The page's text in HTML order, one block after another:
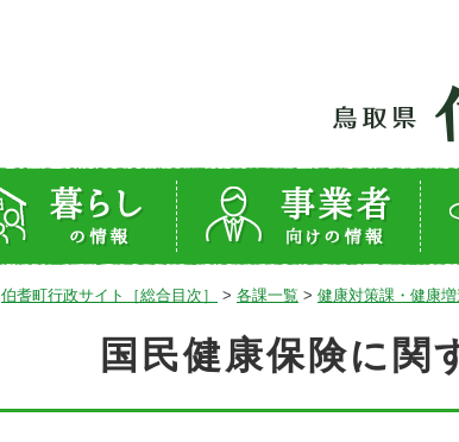
伯耆町行政サイト［総合目次］ > 各課一覧 > 健康対策課・健康増
国民健康保険に関